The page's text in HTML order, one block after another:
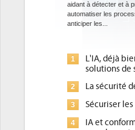
et à prévenir les menaces, à
de sécurité, à simuler et
bien présente dans les
des IA en question
: un défi crucial